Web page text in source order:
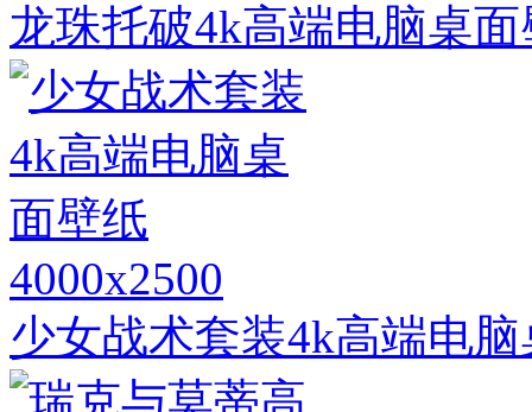
龙珠托破4k高端电脑桌面
4000x2500
少女战术套装4k高端电